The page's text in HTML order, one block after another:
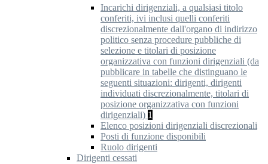
Incarichi dirigenziali, a qualsiasi titolo
conferiti, ivi inclusi quelli conferiti
discrezionalmente dall'organo di indirizzo
politico senza procedure pubbliche di
selezione e titolari di posizione
organizzativa con funzioni dirigenziali (da
pubblicare in tabelle che distinguano le
seguenti situazioni: dirigenti, dirigenti
individuati discrezionalmente, titolari di
posizione organizzativa con funzioni
dirigenziali) 1
Elenco posizioni dirigenziali discrezionali
Posti di funzione disponibili
Ruolo dirigenti
Dirigenti cessati